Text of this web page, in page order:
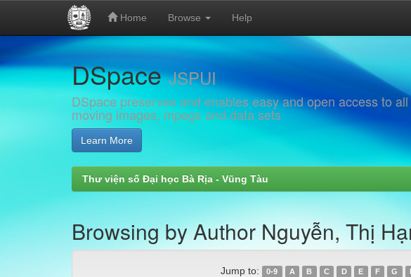
navigation
Home Browse Help
DSpaceJSPUI
DSpace preserves and enables easy and open access to
moving images, mpegs and data sets
Learn More
Thư viện số Đại học Bà Rịa - Vũng Tàu
Browsing by Author Nguyễn, Thị
Jump to: 0-9 A B C D E F G